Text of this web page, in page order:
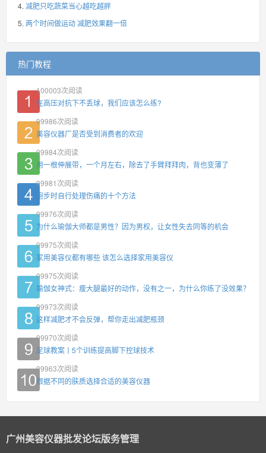
减肥只吃蔬菜当心越吃越胖
两个时间做运动 减肥效果翻一倍
热门教程
100003次阅读
在高压对抗下不丢球，我们应该怎么练?
99986次阅读
美容仪器厂是否受到消费者的欢迎
99984次阅读
用一根伸展带，一个月左右，除去了手臂拜拜肉，背也变薄了
99981 次阅读
跑步时自行处理伤痛的十个方法
99976次阅读
为什么瑜伽大师都是男性？因为男权，让女性失去同等的机会
99975次阅读
家用美容仪都有哪些 该怎么选择家用美容仪
99975次阅读
瑜伽女神式：瘦大腿最好的动作，没有之一，为什么你练了没效果？
99973次阅读
这样减肥才不会反弹，帮你走出减肥瓶颈
99970次阅读
足球教案丨5个训练提高脚下控球技术
99963次阅读
根据不同的肤质选择合适的美容仪器
广州美容仪器批发论坛版务管理